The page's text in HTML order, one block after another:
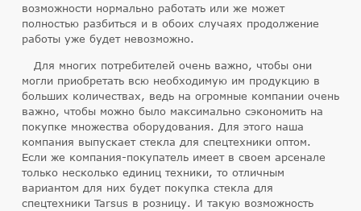
возможности нормально работать или же может
полностью разбиться и в обоих случаях продолжение
работы уже будет невозможно.
Для многих потребителей очень важно, чтобы они
могли приобретать всю необходимую им продукцию в
больших количествах, ведь на огромные компании очень
важно, чтобы можно было максимально сэкономить на
покупке множества оборудования. Для этого наша
компания выпускает стекла для спецтехники оптом.
Если же компания-покупатель имеет в своем арсенале
только несколько единиц техники, то отличным
вариантом для них будет покупка стекла для
спецтехники Tarsus в розницу. И такую возможность